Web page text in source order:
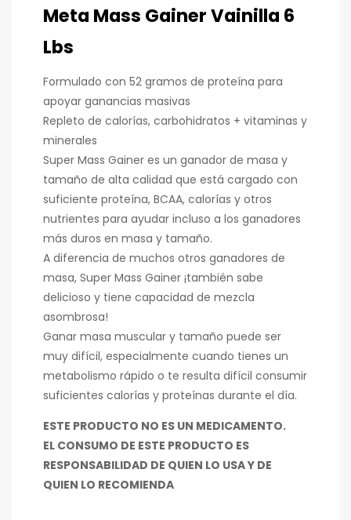
Meta Mass Gainer Vainilla 6
Lbs
Formulado con 52 gramos de proteína para
apoyar ganancias masivas
Repleto de calorías, carbohidratos + vitaminas y
minerales
Super Mass Gainer es un ganador de masa y
tamaño de alta calidad que está cargado con
suficiente proteína, BCAA, calorías y otros
nutrientes para ayudar incluso a los ganadores
más duros en masa y tamaño.
A diferencia de muchos otros ganadores de
masa, Super Mass Gainer ¡también sabe
delicioso y tiene capacidad de mezcla
asombrosa!
Ganar masa muscular y tamaño puede ser
muy difícil, especialmente cuando tienes un
metabolismo rápido o te resulta difícil consumir
suficientes calorías y proteínas durante el día.
ESTE PRODUCTO NO ES UN MEDICAMENTO.
EL CONSUMO DE ESTE PRODUCTO ES
RESPONSABILIDAD DE QUIEN LO USA Y DE
QUIEN LO RECOMIENDA